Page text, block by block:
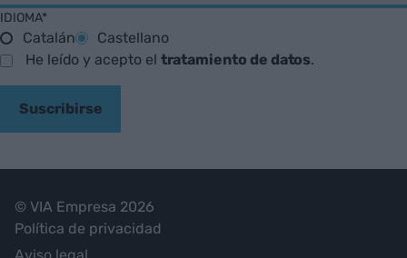
IDIOMA*
Catalán
Castellano
He leído y acepto el tratamiento de datos.
Suscribirse
© VIA Empresa 2026
Política de privacidad